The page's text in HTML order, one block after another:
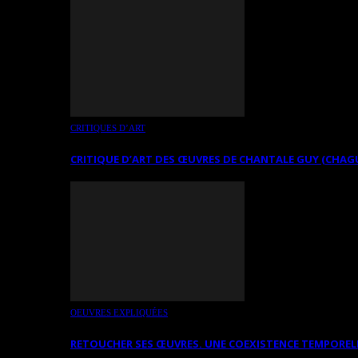
CRITIQUES D’ART
CRITIQUE D’ART DES ŒUVRES DE CHANTALE GUY
OEUVRES EXPLIQUÉES
RETOUCHER SES ŒUVRES. UNE COEXISTENCE